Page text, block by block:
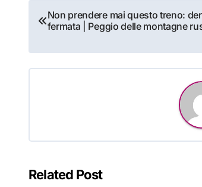
Navigazione
articoli
Non prendere mai questo treno:
fermata | Peggio delle montagne
Related Post